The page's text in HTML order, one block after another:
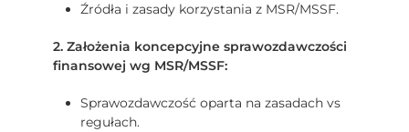
Źródła i zasady korzystania z MSR/MSSF.
2. Założenia koncepcyjne sprawozdawczości
finansowej wg MSR/MSSF:
Sprawozdawczość oparta na zasadach vs
regułach.